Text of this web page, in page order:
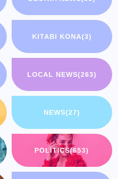
KITABI KONA(3)
LOCAL NEWS(263)
NEWS(27)
POLITICS(653)